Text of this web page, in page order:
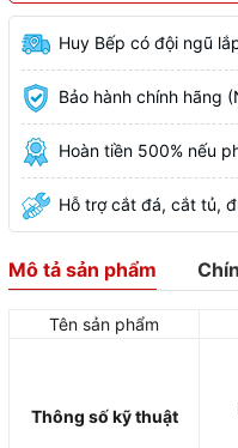
Huy Bếp có đội ngũ
Bảo hành chính hãng
Hoàn tiền 500% nếu
Hỗ trợ cắt đá, cắt tủ,
Mô tả sản phẩm
Tên sản phẩm
Thông số kỹ thuật